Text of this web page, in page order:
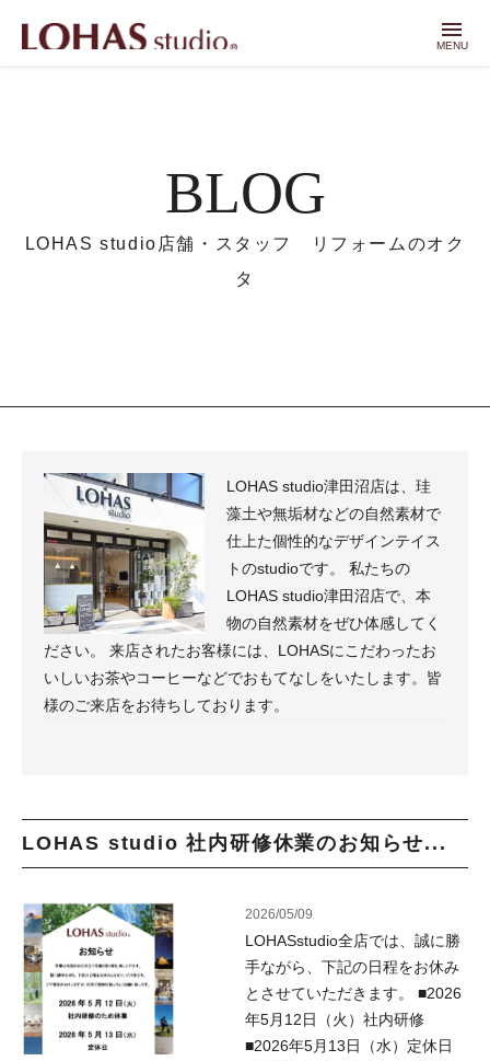
menu
MENU
BLOG
LOHAS studio店舗・スタッフ リフォームのオク
タ
LOHAS studio津田沼店は、珪
藻土や無垢材などの自然素材で
仕上た個性的なデザインテイス
トのstudioです。 私たちの
LOHAS studio津田沼店で、本
物の自然素材をぜひ体感してく
ださい。 来店されたお客様には、LOHASにこだわったお
いしいお茶やコーヒーなどでおもてなしをいたします。皆
様のご来店をお待ちしております。
LOHAS studio 社内研修休業のお知らせ...
2026/05/09
LOHASstudio全店では、誠に勝
手ながら、下記の日程をお休み
とさせていただきます。 ■2026
年5月12日（火）社内研修
■2026年5月13日（水）定休日